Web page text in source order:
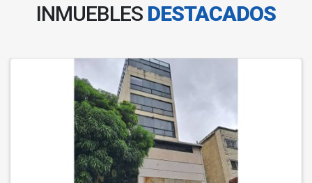
INMUEBLES DESTACADOS